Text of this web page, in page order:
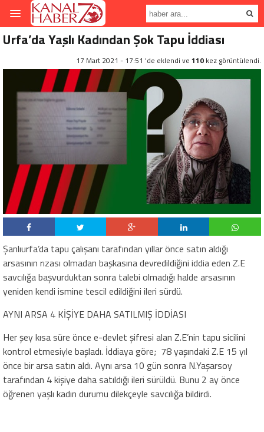
Urfa’da Yaşlı Kadından Şok Tapu İddiası
17 Mart 2021 - 17:51 'de eklendi ve 110 kez görüntülendi.
Şanlıurfa’da tapu çalışanı tarafından yıllar önce satın aldığı
arsasının rızası olmadan başkasına devredildiğini iddia eden Z.E
savcılığa başvurduktan sonra talebi olmadığı halde arsasının
yeniden kendi ismine tescil edildiğini ileri sürdü.
AYNI ARSA 4 KİŞİYE DAHA SATILMIŞ İDDİASI
Her şey kısa süre önce e-devlet şifresi alan Z.E’nin tapu sicilini
kontrol etmesiyle başladı. İddiaya göre; 78 yaşındaki Z.E 15 yıl
önce bir arsa satın aldı. Aynı arsa 10 gün sonra N.Yaşarsoy
tarafından 4 kişiye daha satıldığı ileri sürüldü. Bunu 2 ay önce
öğrenen yaşlı kadın durumu dilekçeyle savcılığa bildirdi.